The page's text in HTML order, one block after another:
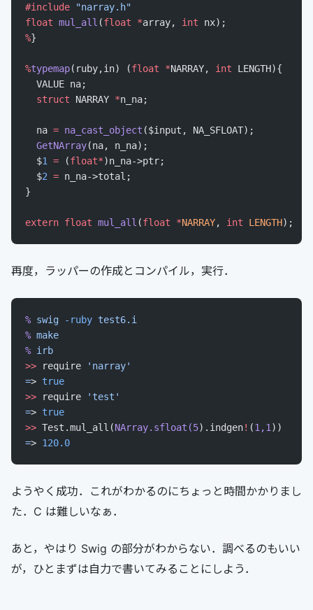
#include "narray.h"
float mul_all (float *array, int nx);
%}
%typemap(ruby,in) (float *NARRAY, int LENGTH){
  VALUE na;
  struct
NARRAY *n_na;
  na
= na_cast_object ($input, NA_SFLOAT);
  GetNArray
(na, n_na);
  $
1 = (float*)n_na->ptr;
  $
2 = n_na->total;
}
extern float mul_all (float *NARRAY, int LENGTH);
再度，ラッパーの作成とコンパイル，実行．
% swig -ruby test6.i
% make
% irb
>> require
'narray'
=> true
>> require
'test'
=> true
>> Test.mul_all(NArray.sfloat(5).indgen! (1,1))
=> 120.0
ようやく成功．これがわかるのにちょっと時間かかりまし
た．C は難しいなぁ．
あと，やはり Swig の部分がわからない．調べるのもいい
が，ひとまずは自力で書いてみることにしよう．